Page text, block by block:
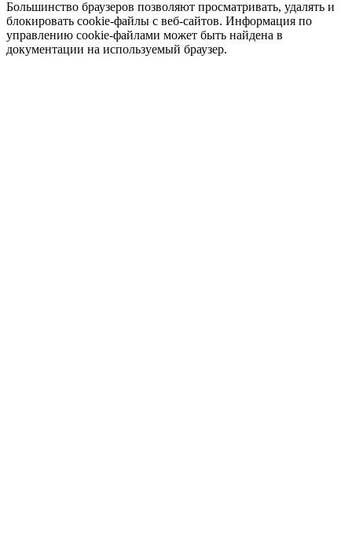
Большинство браузеров позволяют просматривать, удалять и
блокировать cookie-файлы c веб-сайтов. Информация по
управлению cookie-файлами может быть найдена в
документации на используемый браузер.